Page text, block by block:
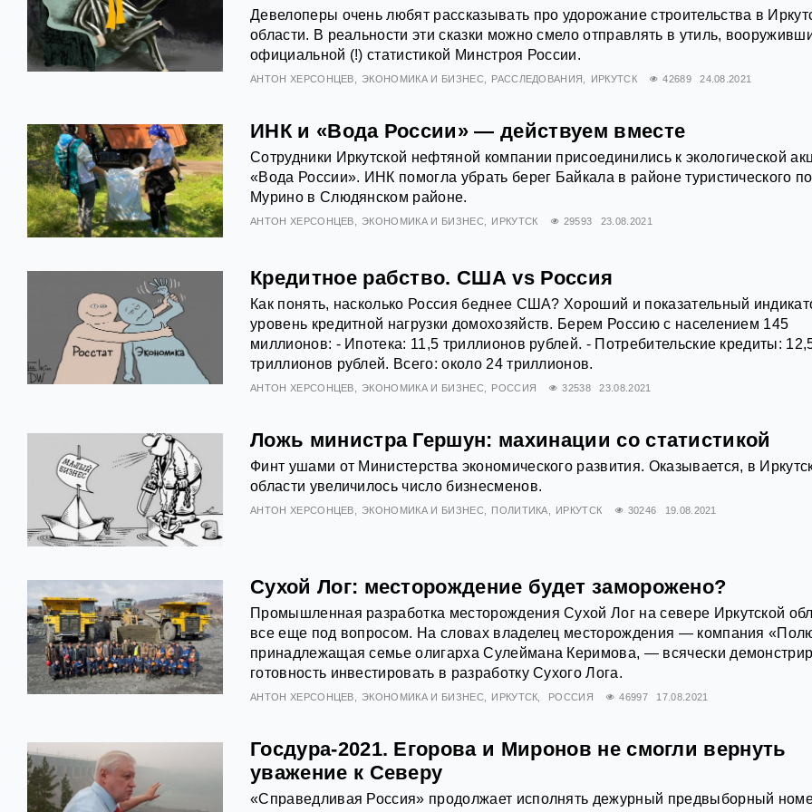
Девелоперы очень любят рассказывать про удорожание строительства в
области. В реальности эти сказки можно смело отправлять в утиль,
официальной (!) статистикой Минстроя России.
АНТOН ХЕРСОНЦЕВ ЭКОНОМИКА И БИЗНЕС РАССЛЕДОВАНИЯ ИРКУТСК 42689 24.08.2021
ИНК и «Вода России» — действуем вместе
Сотрудники Иркутской нефтяной компании присоединились к экологической
«Вода России». ИНК помогла убрать берег Байкала в районе туристического
Мурино в Слюдянском районе.
АНТOН ХЕРСОНЦЕВ ЭКОНОМИКА И БИЗНЕС ИРКУТСК 29593 23.08.2021
Кредитное рабство. США vs Россия
Как понять, насколько Россия беднее США? Хороший и показательный
уровень кредитной нагрузки домохозяйств. Берем Россию с населением 145
миллионов: - Ипотека: 11,5 триллионов рублей. - Потребительские кредиты:
триллионов рублей. Всего: около 24 триллионов.
АНТOН ХЕРСОНЦЕВ ЭКОНОМИКА И БИЗНЕС РОССИЯ 32538 23.08.2021
Ложь министра Гершун: махинации со статистикой
Финт ушами от Министерства экономического развития. Оказывается, в
области увеличилось число бизнесменов.
АНТOН ХЕРСОНЦЕВ ЭКОНОМИКА И БИЗНЕС ПОЛИТИКА ИРКУТСК 30246 19.08.2021
Сухой Лог: месторождение будет заморожено?
Промышленная разработка месторождения Сухой Лог на севере Иркутской
все еще под вопросом. На словах владелец месторождения — компания
принадлежащая семье олигарха Сулеймана Керимова, — всячески
готовность инвестировать в разработку Сухого Лога.
АНТOН ХЕРСОНЦЕВ ЭКОНОМИКА И БИЗНЕС ИРКУТСК РОССИЯ 46997 17.08.2021
Госдура-2021. Егорова и Миронов не смогли вернуть
уважение к Северу
«Справедливая Россия» продолжает исполнять дежурный предвыборный